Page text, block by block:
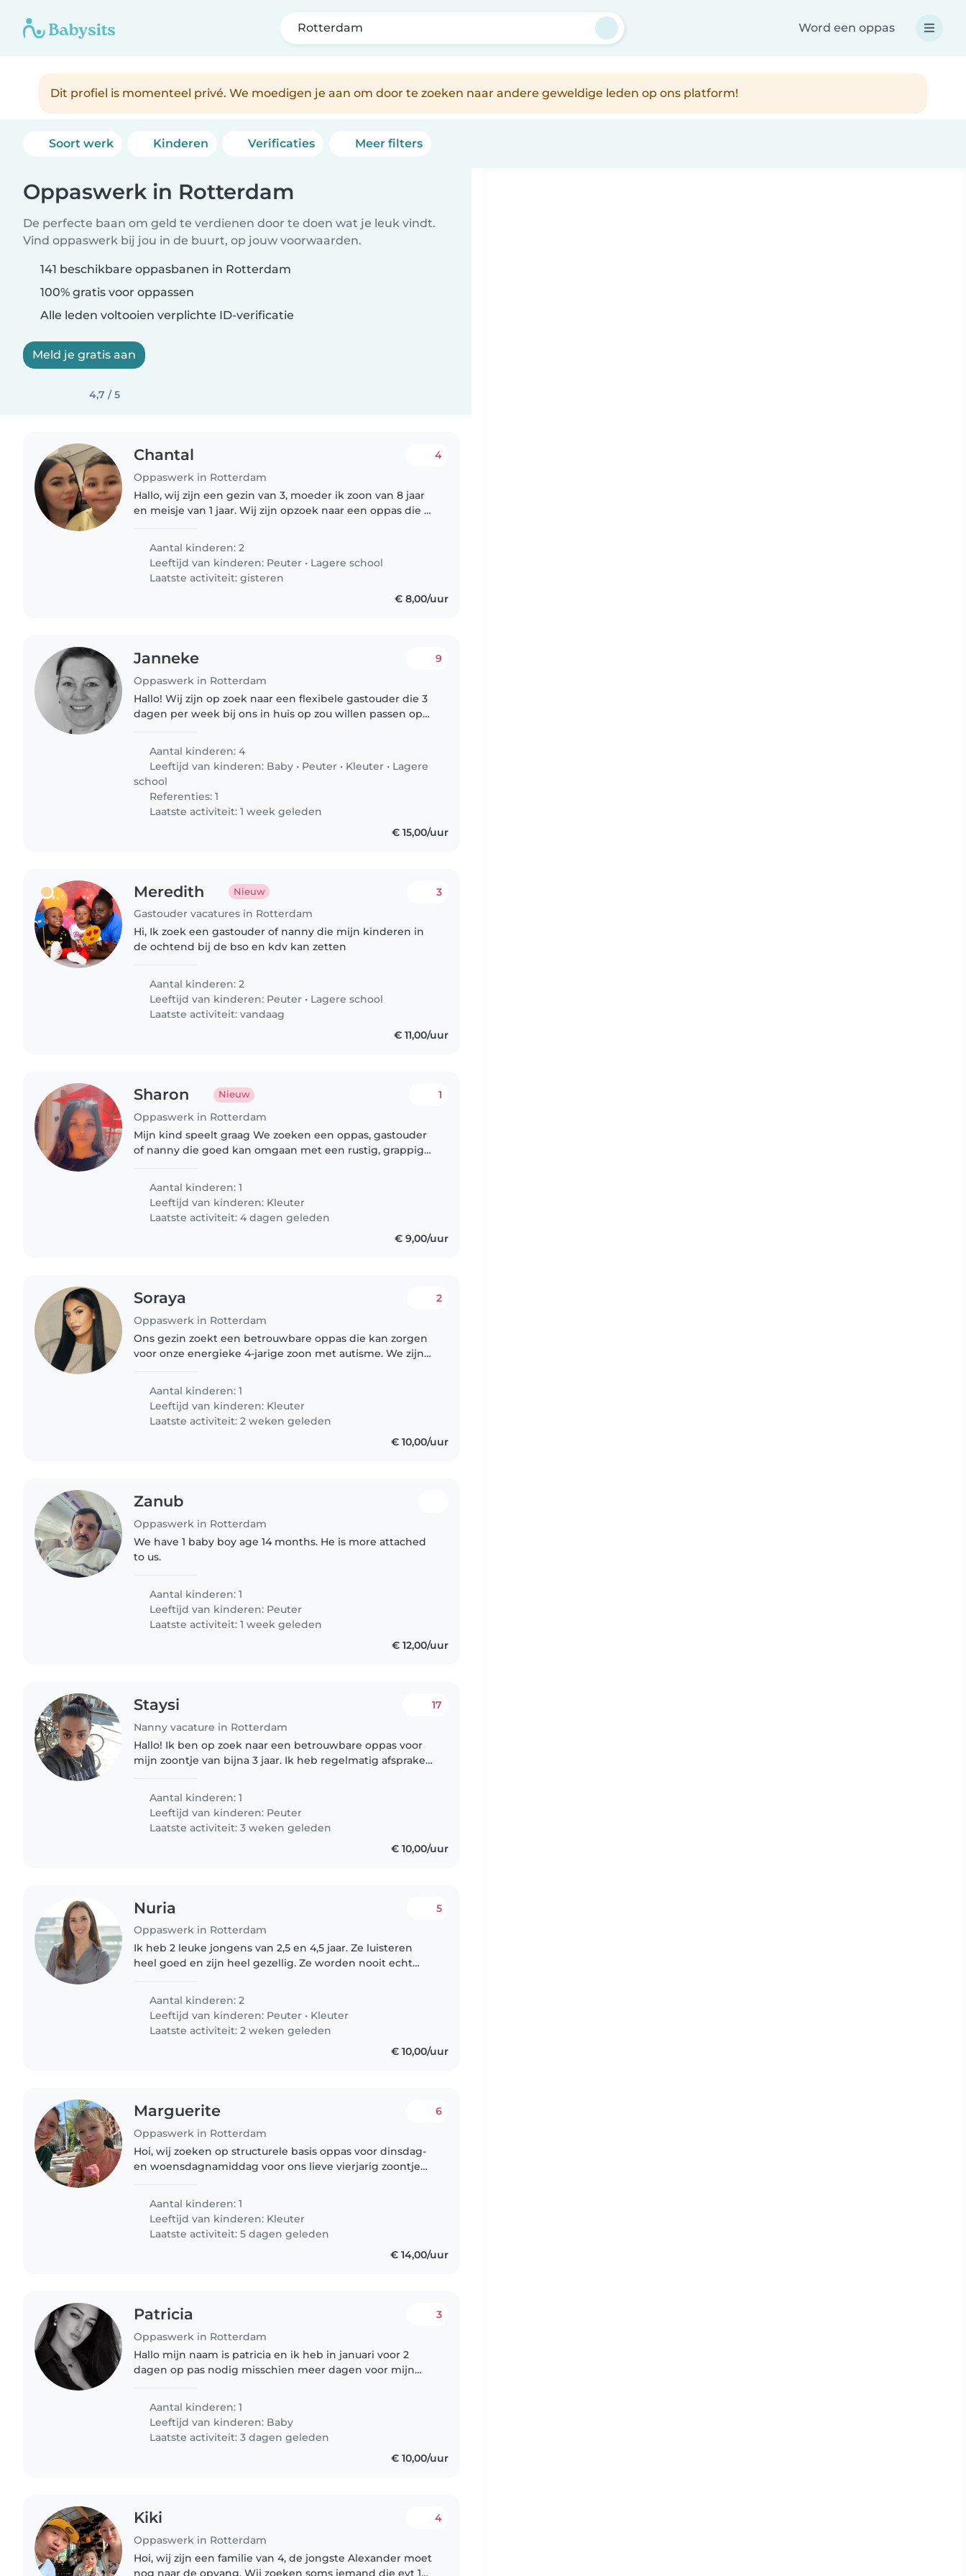
Rotterdam Word een oppas
Dit profiel is momenteel privé. We moedigen je aan om door te zoeken naar andere geweldige leden op ons platform!
Soort werk Kinderen Verificaties Meer filters
Oppaswerk in Rotterdam
De perfecte baan om geld te verdienen door te doen wat je leuk vindt.
Vind oppaswerk bij jou in de buurt, op jouw voorwaarden.
141 beschikbare oppasbanen in Rotterdam
100% gratis voor oppassen
Alle leden voltooien verplichte ID-verificatie
Meld je gratis aan
4,7 / 5
Chantal
Oppaswerk in Rotterdam
4
Hallo, wij zijn een gezin van 3, moeder ik zoon van 8 jaar
en meisje van 1 jaar. Wij zijn opzoek naar een oppas die af
Aantal kinderen: 2
Leeftijd van kinderen: Peuter • Lagere school
Laatste activiteit: gisteren
€ 8,00/uur
Janneke
Oppaswerk in Rotterdam
9
Hallo! Wij zijn op zoek naar een flexibele gastouder die 3
dagen per week bij ons in huis op zou willen passen op
Aantal kinderen: 4
Leeftijd van kinderen: Baby • Peuter • Kleuter • Lagere
school
Referenties: 1
Laatste activiteit: 1 week geleden
€ 15,00/uur
Meredith Nieuw
Gastouder vacatures in Rotterdam
3
Hi, Ik zoek een gastouder of nanny die mijn kinderen in
de ochtend bij de bso en kdv kan zetten
Aantal kinderen: 2
Leeftijd van kinderen: Peuter • Lagere school
Laatste activiteit: vandaag
€ 11,00/uur
Sharon Nieuw
Oppaswerk in Rotterdam
1
Mijn kind speelt graag We zoeken een oppas, gastouder
of nanny die goed kan omgaan met een rustig, grappig
Aantal kinderen: 1
Leeftijd van kinderen: Kleuter
Laatste activiteit: 4 dagen geleden
€ 9,00/uur
Soraya
Oppaswerk in Rotterdam
2
Ons gezin zoekt een betrouwbare oppas die kan zorgen
voor onze energieke 4-jarige zoon met autisme. We zijn
kinderen met speciale..
Aantal kinderen: 1
Leeftijd van kinderen: Kleuter
Laatste activiteit: 2 weken geleden
€ 10,00/uur
Zanub
Oppaswerk in Rotterdam
We have 1 baby boy age 14 months. He is more attached
to us.
Aantal kinderen: 1
Leeftijd van kinderen: Peuter
Laatste activiteit: 1 week geleden
€ 12,00/uur
Staysi
Nanny vacature in Rotterdam
17
Hallo! Ik ben op zoek naar een betrouwbare oppas voor
mijn zoontje van bijna 3 jaar. Ik heb regelmatig afspraken
Aantal kinderen: 1
Leeftijd van kinderen: Peuter
Laatste activiteit: 3 weken geleden
€ 10,00/uur
Nuria
Oppaswerk in Rotterdam
5
Ik heb 2 leuke jongens van 2,5 en 4,5 jaar. Ze luisteren
heel goed en zijn heel gezellig. Ze worden nooit echt
houden van..
Aantal kinderen: 2
Leeftijd van kinderen: Peuter • Kleuter
Laatste activiteit: 2 weken geleden
€ 10,00/uur
Marguerite
Oppaswerk in Rotterdam
6
Hoi, wij zoeken op structurele basis oppas voor dinsdag-
en woensdagnamiddag voor ons lieve vierjarig zoontje
worden. Leuk om eens..
Aantal kinderen: 1
Leeftijd van kinderen: Kleuter
Laatste activiteit: 5 dagen geleden
€ 14,00/uur
Patricia
Oppaswerk in Rotterdam
3
Hallo mijn naam is patricia en ik heb in januari voor 2
dagen op pas nodig misschien meer dagen voor mijn
betrouwbaar iemand..
Aantal kinderen: 1
Leeftijd van kinderen: Baby
Laatste activiteit: 3 dagen geleden
€ 10,00/uur
Kiki
Oppaswerk in Rotterdam
4
Hoi, wij zijn een familie van 4, de jongste Alexander moet
nog naar de opvang. Wij zoeken soms iemand die evt 1